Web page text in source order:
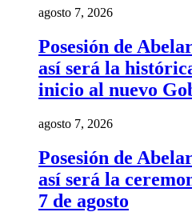
agosto 7, 2026
Posesión de
así será la
inicio al nuevo
agosto 7, 2026
Posesión de
así será la
7 de agosto